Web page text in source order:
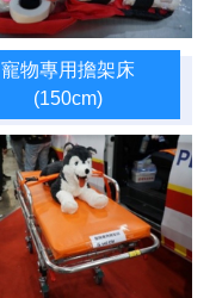
寵物專用擔架床
(150cm)